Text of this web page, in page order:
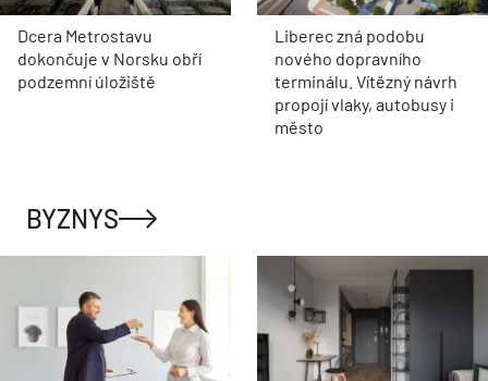
Dcera Metrostavu
dokončuje v Norsku obří
podzemní úložiště
Liberec zná podobu
nového dopravního
terminálu. Vítězný návrh
propojí vlaky, autobusy i
město
BYZNYS